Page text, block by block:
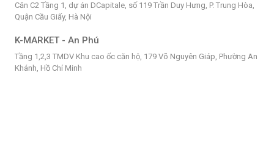
Căn C2 Tầng 1, dự án DCapitale, số 119 Trần Duy Hưng, P. Trung Hòa,
Quận Cầu Giấy, Hà Nội
K-MARKET - An Phú
Tầng 1,2,3 TMDV Khu cao ốc căn hộ, 179 Võ Nguyên Giáp, Phường An
Khánh, Hồ Chí Minh